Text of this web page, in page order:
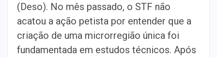
(Deso). No mês passado, o STF não
acatou a ação petista por entender que a
criação de uma microrregião única foi
fundamentada em estudos técnicos. Após